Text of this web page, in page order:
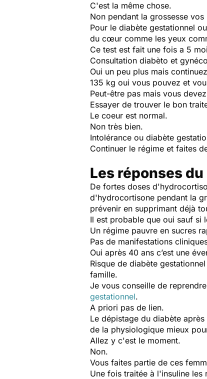
C'est la même chose.
Non pendant la grossesse
Pour le diabète gestationnel
du cœur comme les yeux
Ce test est fait une fois a 5
Consultation diabèto et
Oui un peu plus mais
135 kg oui vous pouvez et
Peut-être pas mais vous
Essayer de trouver le bon
Le coeur est normal.
Non très bien.
Intolérance ou diabète
Continuer le régime et faites
Les réponses
De fortes doses
d'hydrocortisone pendant la
prévenir en supprimant déjà
Il est probable que oui sauf si
Un régime pauvre en sucres
Pas de manifestations
Oui après 40 ans c’est une
Risque de diabète
famille.
Je vous conseille de
gestationnel.
A priori pas de lien.
Le dépistage du diabète
de la physiologique mieux
Allez y c'est le moment.
Non.
Vous faites partie de ces
Une fois traitée à l'insuline